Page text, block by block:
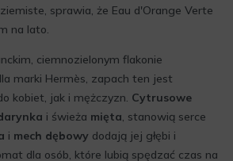
sprawia, że Eau d'Orange Verte
na lato.
ciemnozielonym flakonie
marki Hermès, zapach ten jest
kobiet, jak i mężczyzn. Cytrusowe
i świeża mięta, stanowią serce
i mech dębowy dodają jej głębi i
dla osób, które lubią spędzać czas na